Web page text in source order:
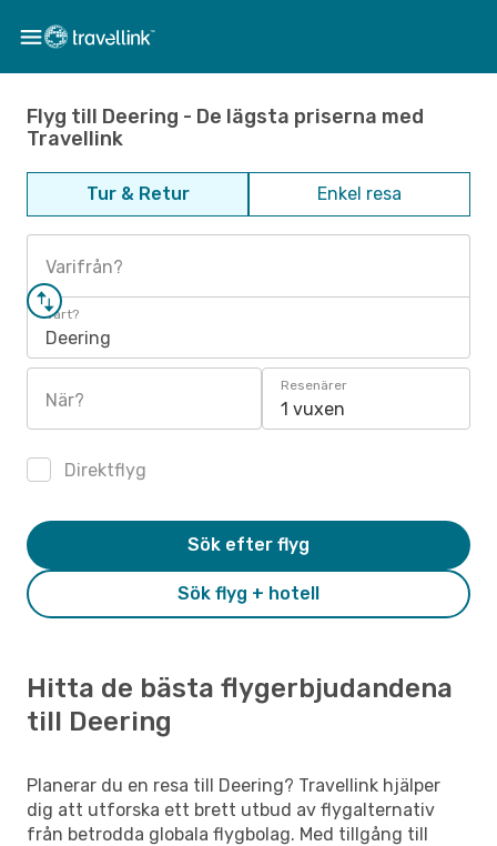
Flyg till Deering - De lägsta priserna med
Travellink
Tur & Retur Enkel resa
Varifrån?
Vart?
Deering
När?
Resenärer
1 vuxen
Direktflyg
Sök flyg + hotell
Sök efter flyg
Hitta de bästa flygerbjudandena
till Deering
Planerar du en resa till Deering? Travellink hjälper
dig att utforska ett brett utbud av flygalternativ
från betrodda globala flygbolag. Med tillgång till